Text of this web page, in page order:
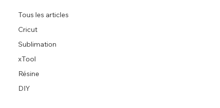
Tous les articles
Cricut
Sublimation
xTool
Résine
DIY